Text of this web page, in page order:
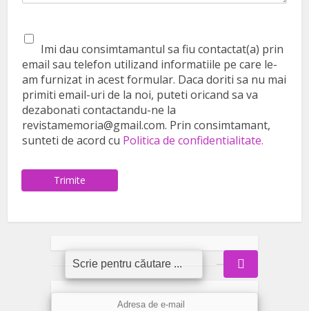
Imi dau consimtamantul sa fiu contactat(a) prin
email sau telefon utilizand informatiile pe care le-
am furnizat in acest formular. Daca doriti sa nu mai
primiti email-uri de la noi, puteti oricand sa va
dezabonati contactandu-ne la
revistamemoria@gmail.com. Prin consimtamant,
sunteti de acord cu Politica de confidentialitate.
Trimite